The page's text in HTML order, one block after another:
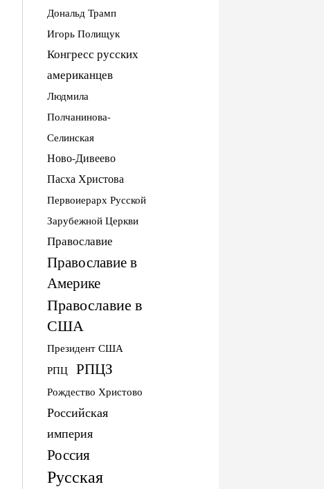
Дональд Трамп
Игорь Полищук
Конгресс русских
американцев
Людмила
Полчанинова-
Селинская
Ново-Дивеево
Пасха Христова
Первоиерарх Русской
Зарубежной Церкви
Православие
Православие в
Америке
Православие в
США
Президент США
РПЦ РПЦЗ
Рождество Христово
Российская
империя
Россия
Русская